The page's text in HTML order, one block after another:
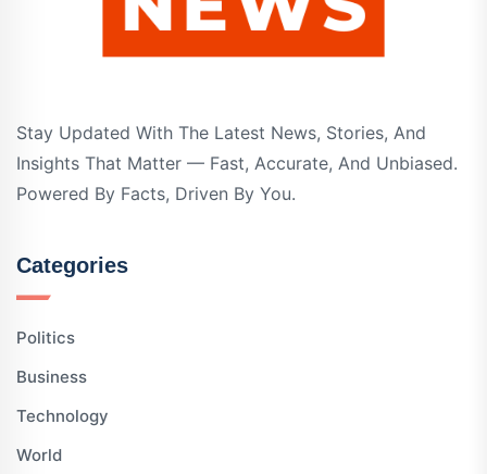
Stay Updated With The Latest News, Stories, And
Insights That Matter — Fast, Accurate, And Unbiased.
Powered By Facts, Driven By You.
Categories
Politics
Business
Technology
World